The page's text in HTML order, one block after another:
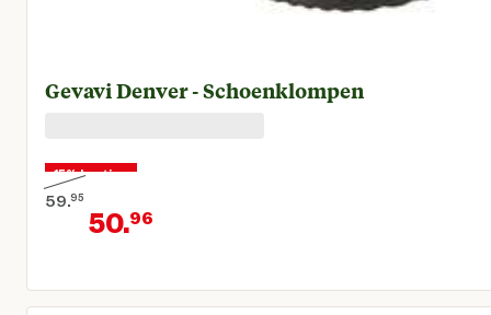
Gevavi Denver - Schoenklompen
15% korting
59.95
Oorspronkelijke prijs € 59,95
50.96
Huidige prijs € 50,96